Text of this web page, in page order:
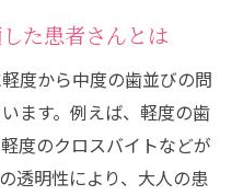
た患者さんとは
度から中度の歯並びの問
ます。例えば、軽度の歯
度のクロスバイトなどが
透明性により、大人の患